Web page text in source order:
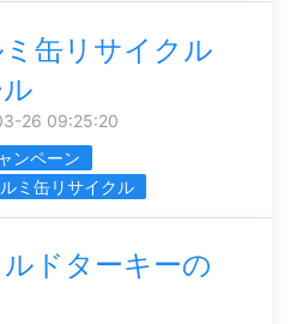
缶リサイクル
26 09:25:20
ンペーン
ミ缶リサイクル
ドターキーの